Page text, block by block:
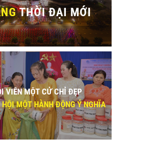
THỜI ĐẠI MỚI
VIÊN MỘT CỬ CHỈ ĐẸP
MỘT HÀNH ĐỘNG Ý NGHĨA